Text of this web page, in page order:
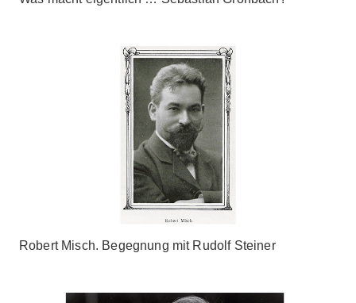
Robert Misch. Begegnung mit Rudolf Steiner